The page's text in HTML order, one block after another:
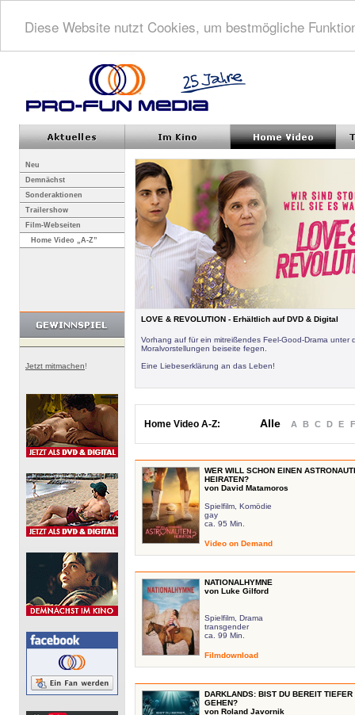
Diese Website nutzt Cookies, um bestmögliche
Neu
Demnächst
Sonderaktionen
Trailershow
Film-Webseiten
Home Video „A-Z”
Jetzt mitmachen!
LOVE & REVOLUTION - Erhältlich auf DVD & Digital
Vorhang auf für ein mitreißendes Feel-Good-Drama
Moralvorstellungen beiseite fegen.
Eine Liebeserklärung an das Leben!
Home Video A-Z: Alle A B C D E F
WER WILL SCHON EINEN
HEIRATEN?
von David Matamoros
Spielfilm, Komödie
gay
ca. 95 Min.
Video on Demand
NATIONALHYMNE
von Luke Gilford
Spielfilm, Drama
transgender
ca. 99 Min.
Filmdownload
DARKLANDS: BIST DU BEREIT TIEFER
GEHEN?
von Roland Javornik